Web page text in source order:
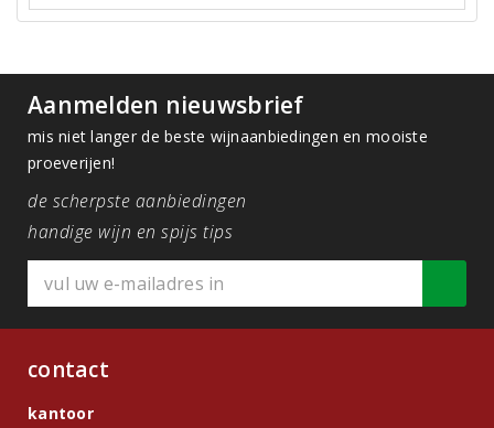
Aanmelden nieuwsbrief
mis niet langer de beste wijnaanbiedingen en mooiste
proeverijen!
de scherpste aanbiedingen
handige wijn en spijs tips
contact
kantoor